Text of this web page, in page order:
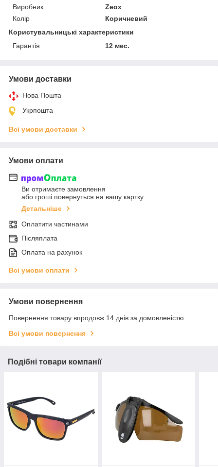
Виробник
Zeox
Колір
Коричневий
Користувальницькі характеристики
Гарантія
12 мес.
Умови доставки
Нова Пошта
Укрпошта
Всі умови доставки
Умови оплати
Ви отримаєте замовлення
або гроші повернуться на вашу картку
Детальніше
Оплатити частинами
Післяплата
Оплата на рахунок
Всі умови оплати
Умови повернення
Повернення товару впродовж 14 днів за домовленістю
Всі умови повернення
Подібні товари компанії